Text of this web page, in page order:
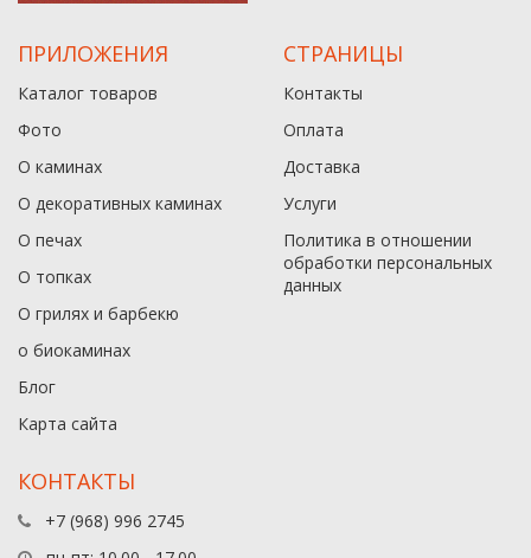
ПРИЛОЖЕНИЯ
Каталог товаров
Фото
О каминах
О декоративных каминах
О печах
О топках
О грилях и барбекю
о биокаминах
Блог
Карта сайта
СТРАНИЦЫ
Контакты
Оплата
Доставка
Услуги
Политика в отношении
обработки персональных
данныx
КОНТАКТЫ
+7 (968) 996 2745